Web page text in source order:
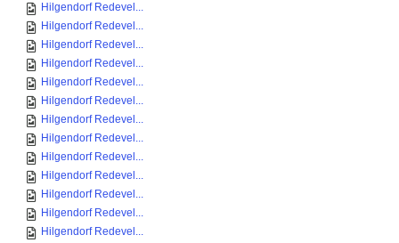
Hilgendorf Redevel...
Hilgendorf Redevel...
Hilgendorf Redevel...
Hilgendorf Redevel...
Hilgendorf Redevel...
Hilgendorf Redevel...
Hilgendorf Redevel...
Hilgendorf Redevel...
Hilgendorf Redevel...
Hilgendorf Redevel...
Hilgendorf Redevel...
Hilgendorf Redevel...
Hilgendorf Redevel...